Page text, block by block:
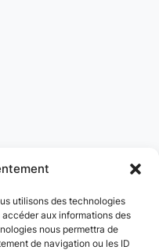
utilisons des technologies
aux informations des
nous permettra de
de navigation ou les ID
Bezons, France